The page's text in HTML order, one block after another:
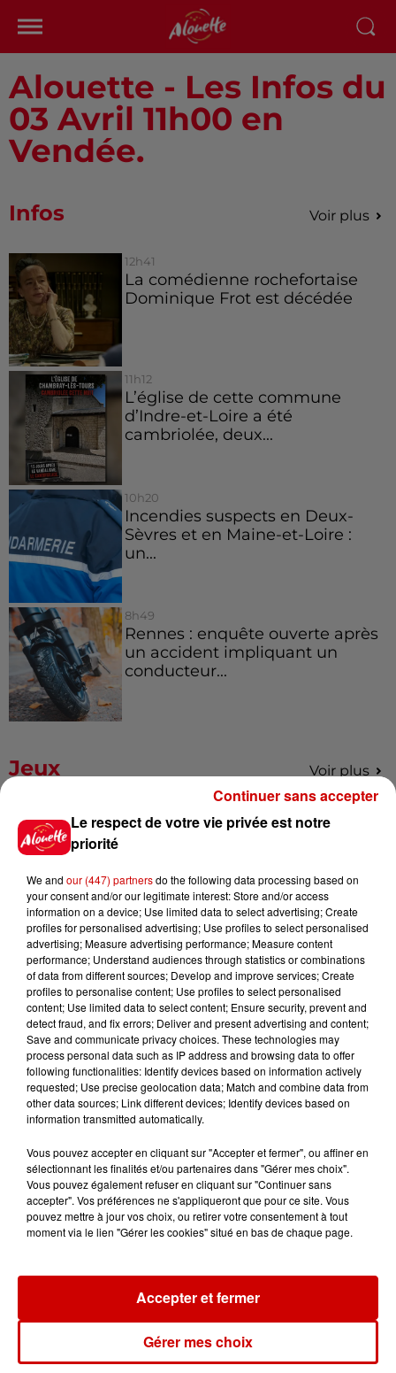
Alouette - Les Infos du
03 Avril 11h00 en
Vendée.
Infos Voir plus
12h41
La comédienne rochefortaise
Dominique Frot est décédée
11h12
L’église de cette commune
d’Indre-et-Loire a été
cambriolée, deux...
10h20
Incendies suspects en Deux-
Sèvres et en Maine-et-Loire :
un...
8h49
Rennes : enquête ouverte après
un accident impliquant un
conducteur...
Jeux Voir plus
Gagnez vos places pour le
festival Marché Gourmand 2026
Le Duel - Gagnez vos entrées
pour l'un des zoos de nos
régions !
Destination Vacances - Gagnez
votre séjour en famille au cœur
de la...
Destination Vacances : inscrivez-
vous !
Newsletter
Le respect de votre vie privée est notre
priorité
We and our (447) partnersdo the following data processing based on
your consent and/or our legitimate interest: Store and/or access
information on a device; Use limited data to select advertising; Create
profiles for personalised advertising; Use profiles to select personalised
advertising; Measure advertising performance; Measure content
performance; Understand audiences through statistics or combinations
of data from different sources; Develop and improve services; Create
profiles to personalise content; Use profiles to select personalised
content; Use limited data to select content; Ensure security, prevent and
detect fraud, and fix errors; Deliver and present advertising and content;
Save and communicate privacy choices. These technologies may
process personal data such as IP address and browsing data to offer
following functionalities: Identify devices based on information actively
requested; Use precise geolocation data; Match and combine data from
other data sources; Link different devices; Identify devices based on
information transmitted automatically.
Vous pouvez accepter en cliquant sur "Accepter et fermer", ou affiner en
sélectionnant les finalités et/ou partenaires dans "Gérer mes choix".
Vous pouvez également refuser en cliquant sur "Continuer sans
accepter". Vos préférences ne s'appliqueront que pour ce site. Vous
pouvez mettre à jour vos choix, ou retirer votre consentement à tout
moment via le lien "Gérer les cookies" situé en bas de chaque page.
Gérer mes choix
Accepter et fermer
Continuer sans accepter